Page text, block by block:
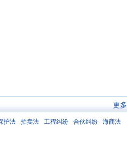
更多
护法 拍卖法 工程纠纷 合伙纠纷
海商法